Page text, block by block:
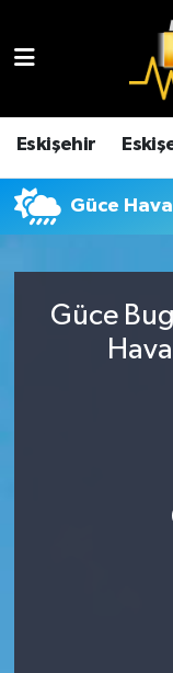
Eskişehir
Güce
Güce
Çevre
Dünya
Ekonomi
Eskişehir
Eskişehir
Eskişehir
TFF 3.Lig
Son Dakika
Haber Arşivi